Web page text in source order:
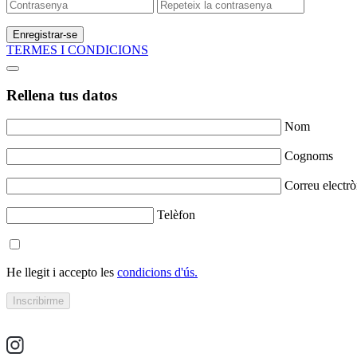
Enregistrar-se
TERMES I CONDICIONS
Rellena tus datos
Nom
Cognoms
Correu
Telèfon
He llegit i accepto les condicions d'ús.